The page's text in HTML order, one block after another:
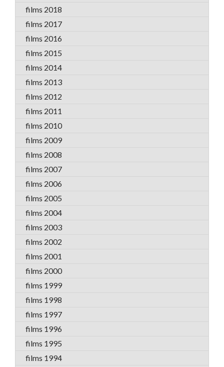
films 2018
films 2017
films 2016
films 2015
films 2014
films 2013
films 2012
films 2011
films 2010
films 2009
films 2008
films 2007
films 2006
films 2005
films 2004
films 2003
films 2002
films 2001
films 2000
films 1999
films 1998
films 1997
films 1996
films 1995
films 1994